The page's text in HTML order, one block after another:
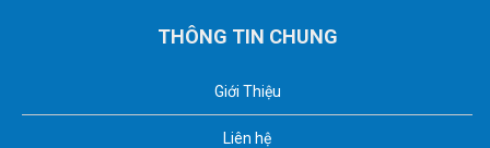
THÔNG TIN CHUNG
Giới Thiệu
Liên hệ